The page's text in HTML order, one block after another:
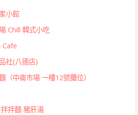
小館
Chill 韓式小吃
Cafe
社(八德店)
（中崙市場 一樓12號攤位）
拌拌麵 豬肝湯